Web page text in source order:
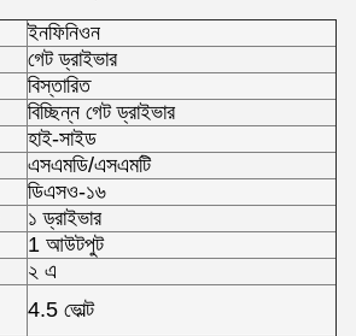
ইনফিনিওন
গেট ড্রাইভার
বিস্তারিত
বিচ্ছিন্ন গেট ড্রাইভার
হাই-সাইড
এসএমডি/এসএমটি
ডিএসও-১৬
১ ড্রাইভার
1 আউটপুট
২ এ
4.5 ভোল্ট